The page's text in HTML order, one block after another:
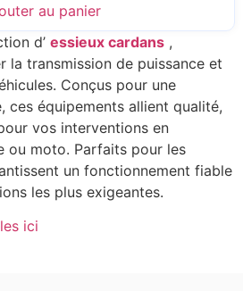
au panier
d’ essieux cardans,
la transmission de puissance et
Conçus pour une
ces équipements allient qualité,
vos interventions en
ou moto. Parfaits pour les
un fonctionnement fiable
les plus exigeantes.
ici